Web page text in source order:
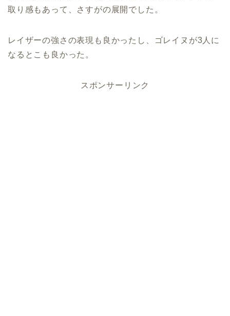
取り感もあって、さすがの展開でした。
レイザーの強さの表現も良かったし、ゴレイヌが3人に
なるとこも良かった。
スポンサーリンク